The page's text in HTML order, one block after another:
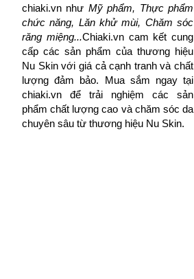
chiaki.vn như Mỹ phẩm, Thực phẩm
chức năng, Lăn khử mùi, Chăm sóc
răng miệng...Chiaki.vn cam kết cung
cấp các sản phẩm của thương hiệu
Nu Skin với giá cả cạnh tranh và chất
lượng đảm bảo. Mua sắm ngay tại
chiaki.vn để trải nghiệm các sản
phẩm chất lượng cao và chăm sóc da
chuyên sâu từ thương hiệu Nu Skin.